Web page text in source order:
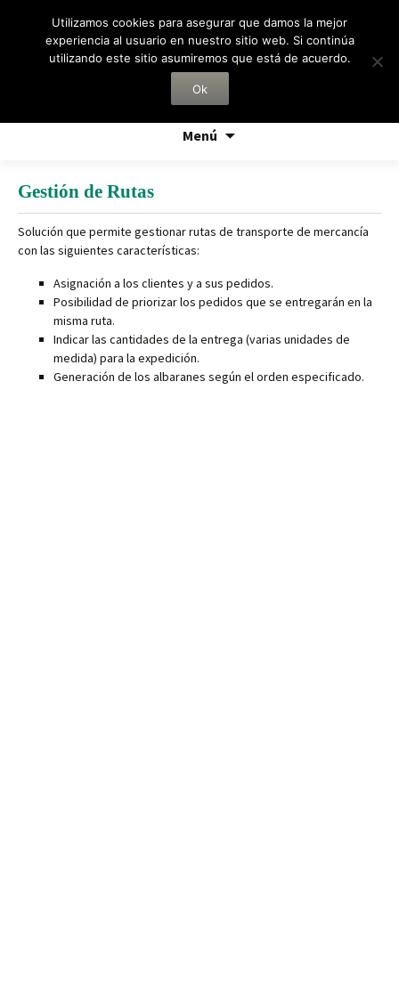
Menú
Saltar
Noticias: CCSA lanza una nueva versión de su addons de
Gestión de Rutas
Solución que permite gestionar rutas de transporte de mercancía
con las siguientes características:
Asignación a los clientes y a sus pedidos.
Posibilidad de priorizar los pedidos que se entregarán en la
misma ruta.
Indicar las cantidades de la entrega (varias unidades de
medida) para la expedición.
Generación de los albaranes según el orden especificado.
Utilizamos cookies para asegurar que damos la mejor
experiencia al usuario en nuestro sitio web. Si continúa
utilizando este sitio asumiremos que está de acuerdo.
Ok